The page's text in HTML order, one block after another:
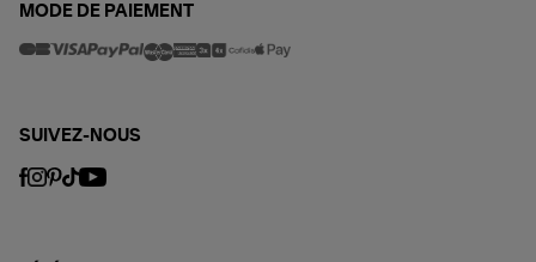
MODE DE PAIEMENT
SUIVEZ-NOUS